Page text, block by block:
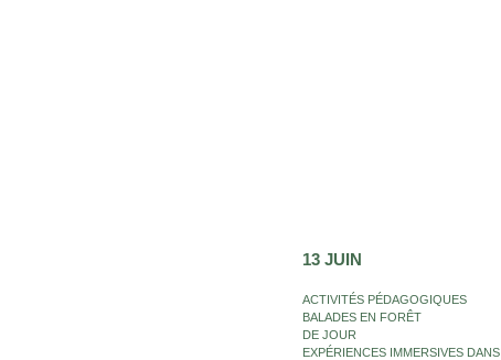
13 JUIN
ACTIVITÉS PÉDAGOGIQUES
BALADES EN FORÊT
DE JOUR
EXPÉRIENCES IMMERSIVES DANS